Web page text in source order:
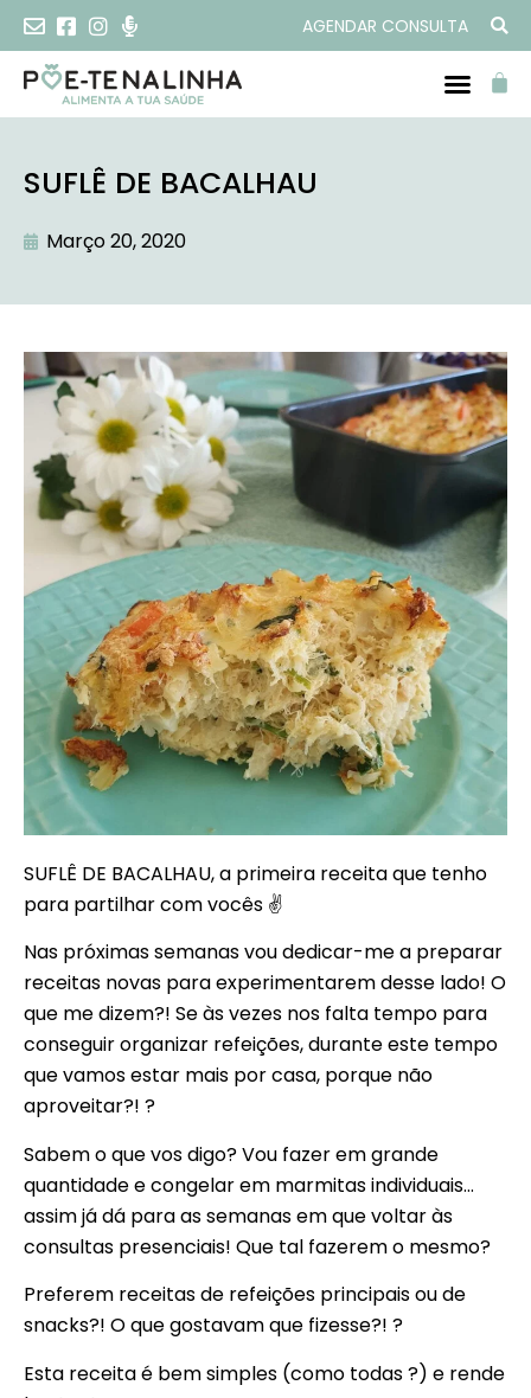
AGENDAR CONSULTA
SUFLÊ DE BACALHAU
Março 20, 2020
SUFLÊ DE BACALHAU, a primeira receita que tenho
para partilhar com vocês ✌
Nas próximas semanas vou dedicar-me a preparar
receitas novas para experimentarem desse lado! O
que me dizem?! Se às vezes nos falta tempo para
conseguir organizar refeições, durante este tempo
que vamos estar mais por casa, porque não
aproveitar?! ?
Sabem o que vos digo? Vou fazer em grande
quantidade e congelar em marmitas individuais…
assim já dá para as semanas em que voltar às
consultas presenciais! Que tal fazerem o mesmo?
Preferem receitas de refeições principais ou de
snacks?! O que gostavam que fizesse?! ?
Esta receita é bem simples (como todas ?) e rende